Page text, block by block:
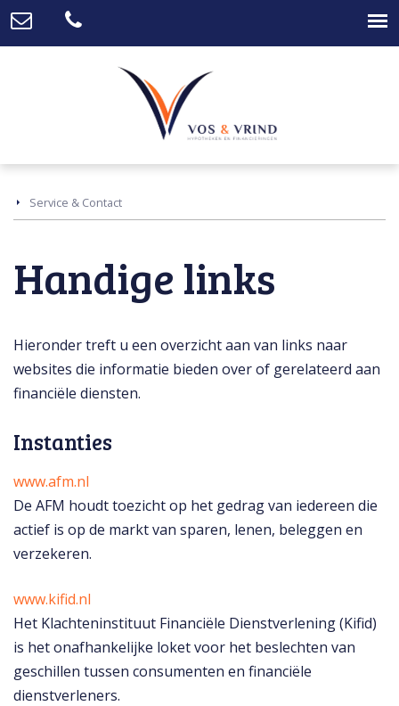
Service & Contact
Handige links
Hieronder treft u een overzicht aan van links naar
websites die informatie bieden over of gerelateerd aan
financiële diensten.
Instanties
www.afm.nl
De AFM houdt toezicht op het gedrag van iedereen die
actief is op de markt van sparen, lenen, beleggen en
verzekeren.
www.kifid.nl
Het Klachteninstituut Financiële Dienstverlening (Kifid)
is het onafhankelijke loket voor het beslechten van
geschillen tussen consumenten en financiële
dienstverleners.